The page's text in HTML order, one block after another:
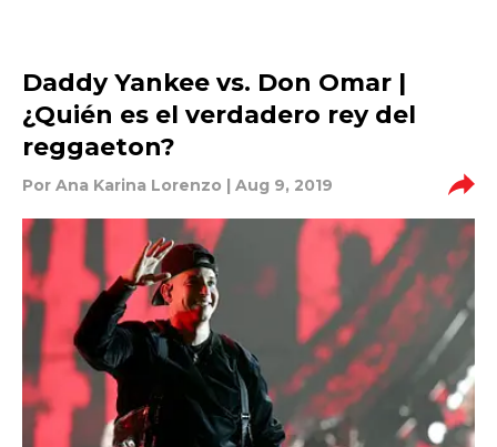
Daddy Yankee vs. Don Omar |
¿Quién es el verdadero rey del
reggaeton?
Por Ana Karina Lorenzo | Aug 9, 2019